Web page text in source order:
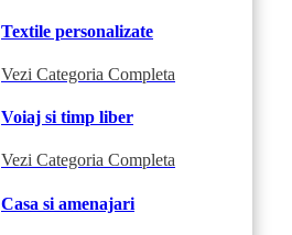
Textile personalizate
Vezi Categoria Completa
Voiaj si timp liber
Vezi Categoria Completa
Casa si amenajari